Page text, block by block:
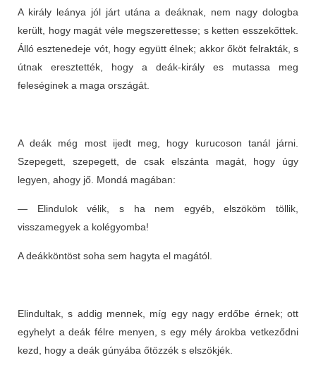
A király leánya jól járt utána a deáknak, nem nagy dologba
került, hogy magát véle megszerettesse; s ketten esszekőttek.
Álló esztenedeje vót, hogy együtt élnek; akkor őköt felrakták, s
útnak eresztették, hogy a deák-király es mutassa meg
feleséginek a maga országát.
A deák még most ijedt meg, hogy kurucoson tanál járni.
Szepegett, szepegett, de csak elszánta magát, hogy úgy
legyen, ahogy jő. Mondá magában:
— Elindulok vélik, s ha nem egyéb, elszököm töllik,
visszamegyek a kolégyomba!
A deákköntöst soha sem hagyta el magától.
Elindultak, s addig mennek, míg egy nagy erdőbe érnek; ott
egyhelyt a deák félre menyen, s egy mély árokba vetkeződni
kezd, hogy a deák gúnyába őtözzék s elszökjék.